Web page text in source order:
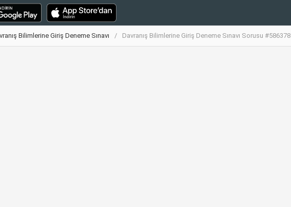
Bilimlerine Giriş Deneme Sınavı Davranış Bilimlerine Giriş Deneme Sınavı Sorusu #586378